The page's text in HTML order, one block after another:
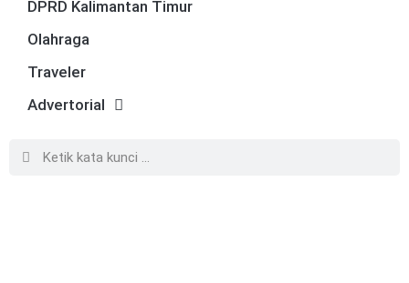
DPRD Kalimantan Timur
Olahraga
Traveler
Advertorial